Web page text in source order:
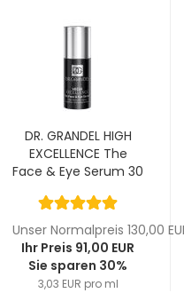
DR. GRANDEL HIGH
EXCELLENCE The
Face & Eye Serum 30
Unser Normalpreis 130,00
Ihr Preis 91,00 EUR
Sie sparen 30%
3,03 EUR pro ml